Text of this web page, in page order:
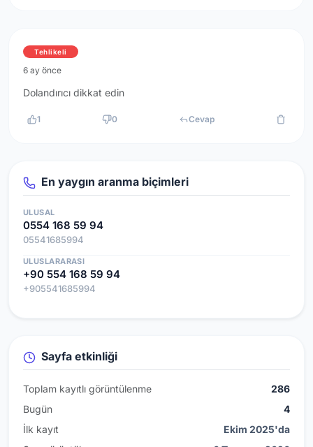
Tehlikeli
6 ay önce
Dolandırıcı dikkat edin
1 0 Cevap
En yaygın aranma biçimleri
ULUSAL
0554 168 59 94
05541685994
ULUSLARARASI
+90 554 168 59 94
+905541685994
Sayfa etkinliği
Toplam kayıtlı görüntülenme
286
Bugün
4
İlk kayıt
Ekim 2025'da